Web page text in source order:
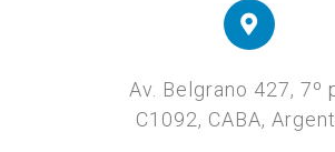
Av. Belgrano 427, 7º
C1092, CABA,